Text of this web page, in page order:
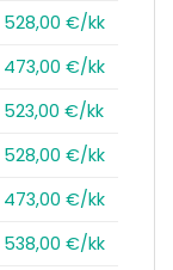
528,00 €/kk
473,00 €/kk
523,00 €/kk
528,00 €/kk
473,00 €/kk
538,00 €/kk